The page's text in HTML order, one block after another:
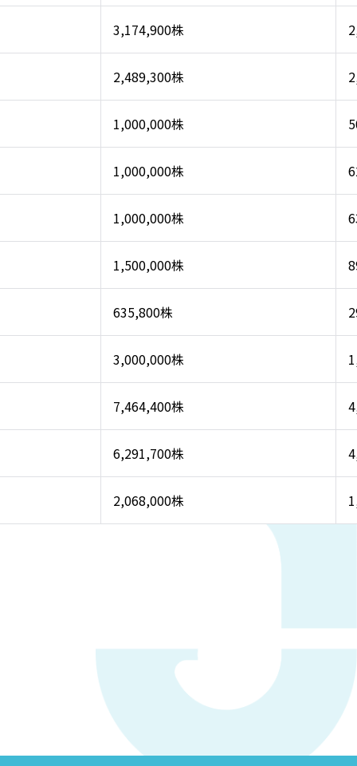
3,174,900株
2,489,300株
1,000,000株
1,000,000株
1,000,000株
1,500,000株
635,800株
3,000,000株
7,464,400株
6,291,700株
2,068,000株